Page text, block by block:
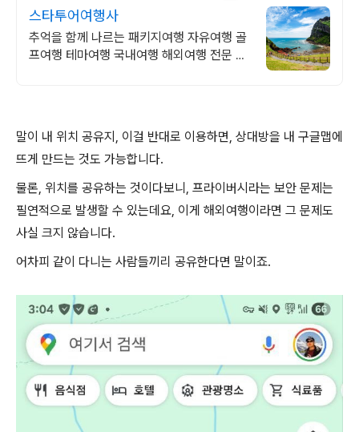
스타투어여행사
추억을 함께 나르는 패키지여행 자유여행 골
프여행 테마여행 국내여행 해외여행 전문 상
말이 내 위치 공유지, 이걸 반대로 이용하면, 상대방을 내 구글맵에
뜨게 만드는 것도 가능합니다.
물론, 위치를 공유하는 것이다보니, 프라이버시라는 보안 문제는
필연적으로 발생할 수 있는데요, 이게 해외여행이라면 그 문제도
사실 크지 않습니다.
어차피 같이 다니는 사람들끼리 공유한다면 말이죠.